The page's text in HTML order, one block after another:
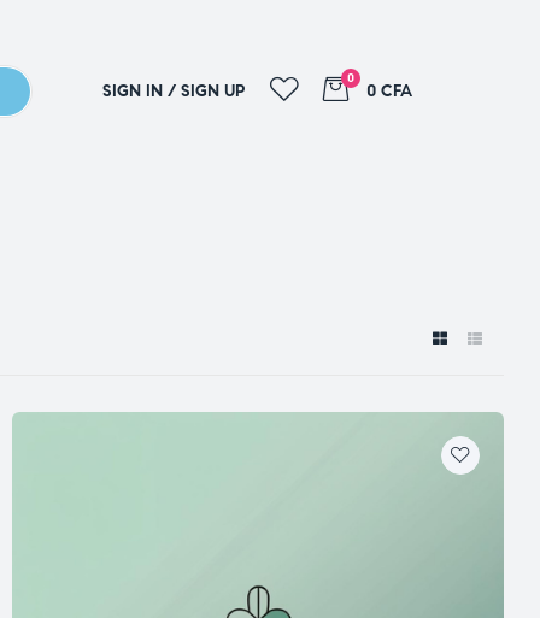
SIGN IN / SIGN UP
0
0 CFA